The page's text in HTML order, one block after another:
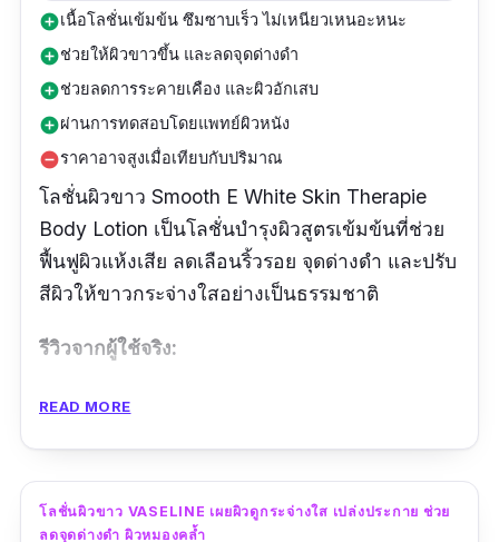
add_circleเนื้อโลชั่นเข้มข้น ซึมซาบเร็ว ไม่เหนียวเหนอะหนะ
add_circleช่วยให้ผิวขาวขึ้น และลดจุดด่างดำ
add_circleช่วยลดการระคายเคือง และผิวอักเสบ
add_circleผ่านการทดสอบโดยแพทย์ผิวหนัง
remove_circleราคาอาจสูงเมื่อเทียบกับปริมาณ
โลชั่นผิวขาว Smooth E White Skin Therapie
Body Lotion เป็นโลชั่นบำรุงผิวสูตรเข้มข้นที่ช่วย
ฟื้นฟูผิวแห้งเสีย ลดเลือนริ้วรอย จุดด่างดำ และปรับ
สีผิวให้ขาวกระจ่างใสอย่างเป็นธรรมชาติ
รีวิวจากผู้ใช้จริง:
"เป็นรอยแผลเป็นที่บาจากยุงกัด แมวข่วน หมาข่วน
มาเขาว่าหาย และจางลงไปมากรอยแผลดำๆ จะ
หมั่นทาสม่ำเสมอจ้าาาา บางรีวิวบอกใช้2ขวดถึงดี
READ MORE
โลชั่นผิวขาว VASELINE เผยผิวดูกระจ่างใส เปล่งประกาย ช่วย
ลดจุดด่างดำ ผิวหมองคล้ำ